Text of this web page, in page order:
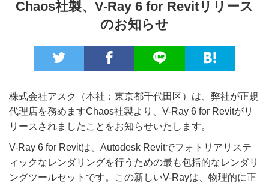
Chaos社製、V-Ray 6 for Revitリリース
のお知らせ
株式会社アスク（本社：東京都千代田区）は、弊社が正規
代理店を務めますChaos社製より、V-Ray 6 for Revitがリ
リースされましたことをお知らせいたします。
V-Ray 6 for Revitは、Autodesk Revitでフォトリアリステ
ィックなレンダリングを行うための最も包括的なレンダリ
ングツールセットです。この新しいV-Rayは、物理的に正